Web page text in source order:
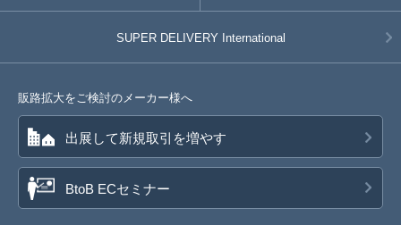
SUPER DELIVERY International
販路拡大をご検討のメーカー様へ
出展して新規取引を増やす
BtoB ECセミナー